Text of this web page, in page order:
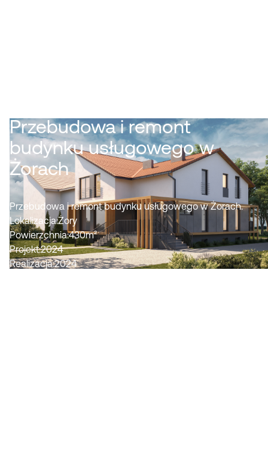
Przebudowa i remont
budynku usługowego w
Żorach
Przebudowa i remont budynku usługowego w Żorach.
Lokalizacja:Żory
Powierzchnia:430m²
Projekt:2024
Realizacja:2024